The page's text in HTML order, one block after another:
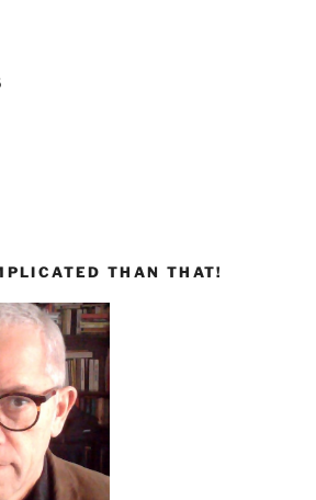
THAN THAT!